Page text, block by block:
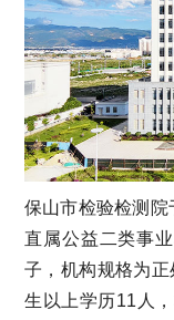
保山市检验检测
直属公益二类事
子，机构规格为
生以上学历11人